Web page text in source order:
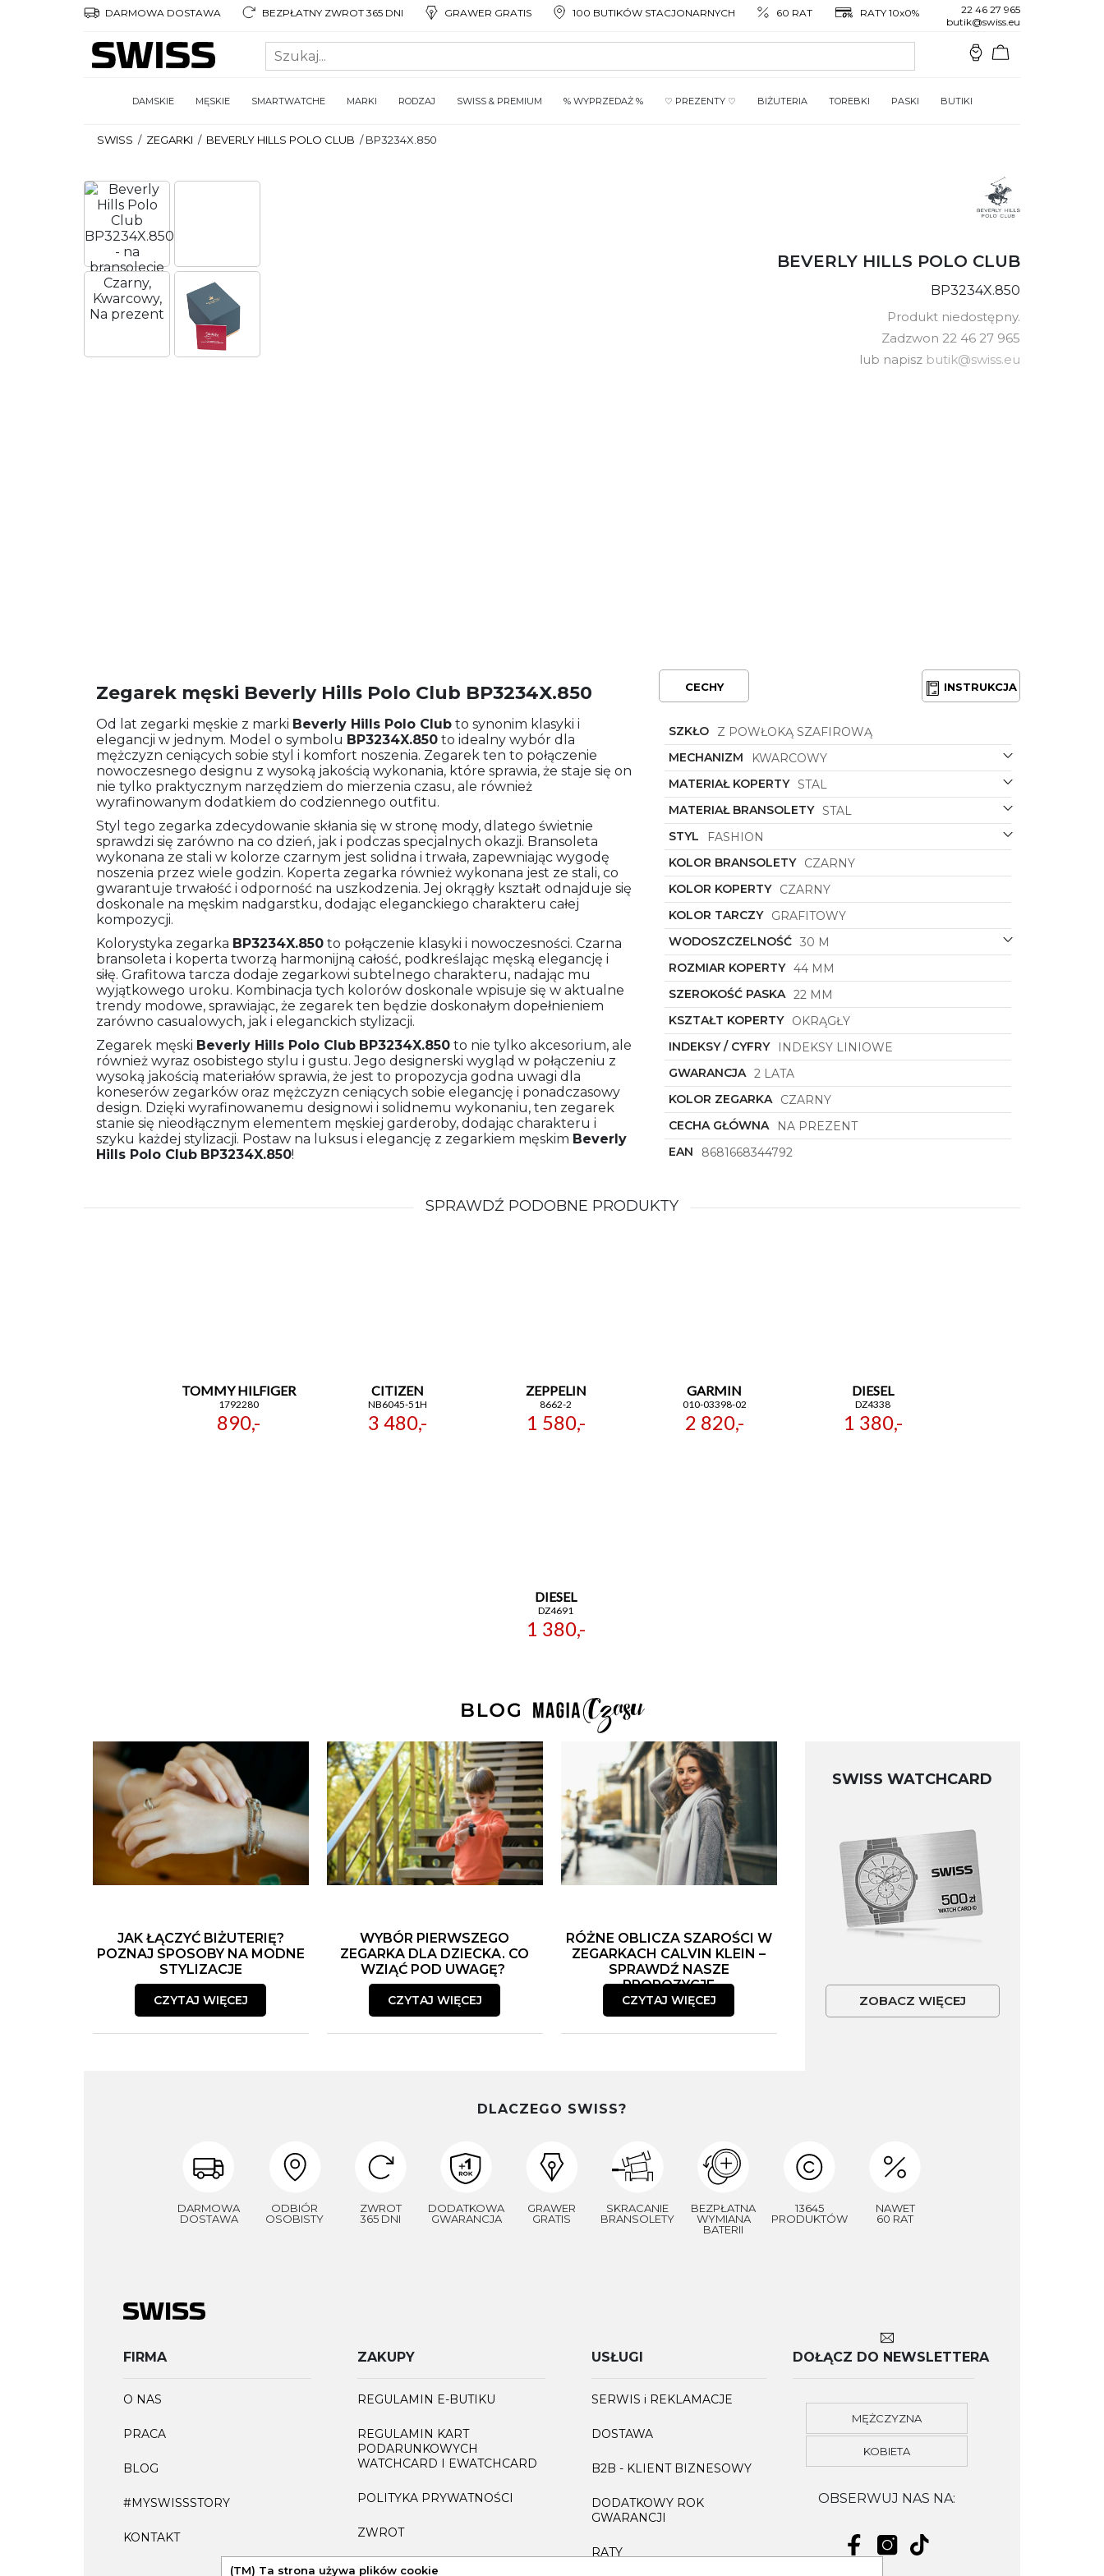
DARMOWA DOSTAWA BEZPŁATNY ZWROT 365 DNI GRAWER GRATIS 100 BUTIKÓW STACJONARNYCH 60 RAT RATY 10x0%
22 46 27 965
butik@swiss.eu
DAMSKIE MĘSKIE SMARTWATCHE MARKI RODZAJ SWISS & PREMIUM % WYPRZEDAŻ % ♡ PREZENTY ♡ BIŻUTERIA TOREBKI PASKI BUTIKI
SWISS / ZEGARKI / BEVERLY HILLS POLO CLUB /BP3234X.850
BEVERLY HILLS POLO CLUB
BP3234X.850
Produkt niedostępny.
Zadzwon 22 46 27 965
lub napisz butik@swiss.eu
Zegarek męski Beverly Hills Polo Club BP3234X.850
Od lat zegarki męskie z marki Beverly Hills Polo Club to synonim klasyki i
elegancji w jednym. Model o symbolu BP3234X.850 to idealny wybór dla
mężczyzn ceniących sobie styl i komfort noszenia. Zegarek ten to połączenie
nowoczesnego designu z wysoką jakością wykonania, które sprawia, że staje się on
nie tylko praktycznym narzędziem do mierzenia czasu, ale również
wyrafinowanym dodatkiem do codziennego outfitu.
Styl tego zegarka zdecydowanie skłania się w stronę mody, dlatego świetnie
sprawdzi się zarówno na co dzień, jak i podczas specjalnych okazji. Bransoleta
wykonana ze stali w kolorze czarnym jest solidna i trwała, zapewniając wygodę
noszenia przez wiele godzin. Koperta zegarka również wykonana jest ze stali, co
gwarantuje trwałość i odporność na uszkodzenia. Jej okrągły kształt odnajduje się
doskonale na męskim nadgarstku, dodając eleganckiego charakteru całej
kompozycji.
Kolorystyka zegarka BP3234X.850 to połączenie klasyki i nowoczesności. Czarna
bransoleta i koperta tworzą harmonijną całość, podkreślając męską elegancję i
siłę. Grafitowa tarcza dodaje zegarkowi subtelnego charakteru, nadając mu
wyjątkowego uroku. Kombinacja tych kolorów doskonale wpisuje się w aktualne
trendy modowe, sprawiając, że zegarek ten będzie doskonałym dopełnieniem
zarówno casualowych, jak i eleganckich stylizacji.
Zegarek męski Beverly Hills Polo Club BP3234X.850 to nie tylko akcesorium, ale
również wyraz osobistego stylu i gustu. Jego designerski wygląd w połączeniu z
wysoką jakością materiałów sprawia, że jest to propozycja godna uwagi dla
koneserów zegarków oraz mężczyzn ceniących sobie elegancję i ponadczasowy
design. Dzięki wyrafinowanemu designowi i solidnemu wykonaniu, ten zegarek
stanie się nieodłącznym elementem męskiej garderoby, dodając charakteru i
szyku każdej stylizacji. Postaw na luksus i elegancję z zegarkiem męskim Beverly
Hills Polo Club BP3234X.850!
CECHY INSTRUKCJA
SZKŁO
Z POWŁOKĄ SZAFIROWĄ
MECHANIZM
KWARCOWY
MATERIAŁ KOPERTY STAL
MATERIAŁ BRANSOLETY STAL
STYL
FASHION
KOLOR BRANSOLETY
CZARNY
KOLOR KOPERTY
CZARNY
KOLOR TARCZY
GRAFITOWY
WODOSZCZELNOŚĆ 30 M
ROZMIAR KOPERTY 44 MM
SZEROKOŚĆ PASKA 22 MM
KSZTAŁT KOPERTY
OKRĄGŁY
INDEKSY / CYFRY
INDEKSY LINIOWE
GWARANCJA 2 LATA
KOLOR ZEGARKA
CZARNY
CECHA GŁÓWNA
NA PREZENT
EAN
8681668344792
SPRAWDŹ PODOBNE PRODUKTY
TOMMY HILFIGER
1792280
890,-
CITIZEN
NB6045-51H
3 480,-
ZEPPELIN
8662-2
1 580,-
GARMIN
010-03398-02
2 820,-
DIESEL
DZ4338
1 380,-
DIESEL
DZ4691
1 380,-
JAK ŁĄCZYĆ BIŻUTERIĘ?
POZNAJ SPOSOBY NA MODNE
STYLIZACJE
CZYTAJ WIĘCEJ
WYBÓR PIERWSZEGO
ZEGARKA DLA DZIECKA. CO
WZIĄĆ POD UWAGĘ?
CZYTAJ WIĘCEJ
RÓŻNE OBLICZA SZAROŚCI W
ZEGARKACH CALVIN KLEIN –
SPRAWDŹ NASZE
PROPOZYCJE
CZYTAJ WIĘCEJ
SWISS WATCHCARD
ZOBACZ WIĘCEJ
DLACZEGO SWISS?
DARMOWA
DOSTAWA
ODBIÓR
OSOBISTY
ZWROT
365 DNI
DODATKOWA
GWARANCJA
GRAWER
GRATIS
SKRACANIE
BRANSOLETY
BEZPŁATNA
WYMIANA
BATERII
13645
PRODUKTÓW
NAWET
60 RAT
FIRMA
O NAS
PRACA
BLOG
#MYSWISSSTORY
KONTAKT
ZAKUPY
REGULAMIN E-BUTIKU
REGULAMIN KART
PODARUNKOWYCH
WATCHCARD I EWATCHCARD
POLITYKA PRYWATNOŚCI
ZWROT
FAQ
USŁUGI
SERWIS i REKLAMACJE
DOSTAWA
B2B - KLIENT BIZNESOWY
DODATKOWY ROK
GWARANCJI
RATY
DOŁĄCZ DO NEWSLETTERA
MĘŻCZYZNA
KOBIETA
OBSERWUJ NAS NA:
(TM) Ta strona używa plików cookie